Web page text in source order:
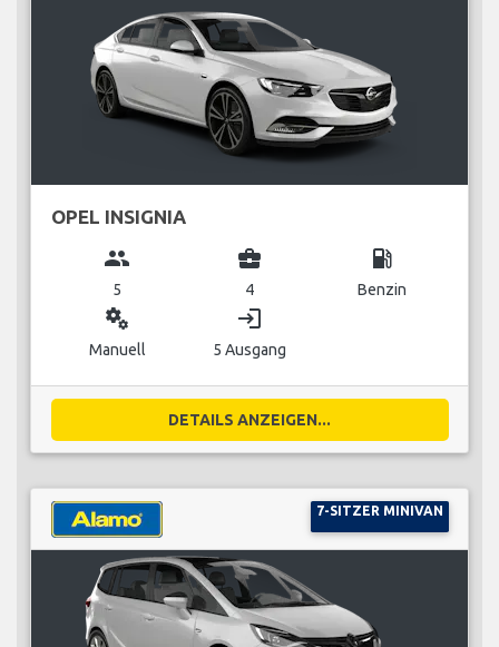
OPEL INSIGNIA
group
5
business_center
4
local_gas_station
Benzin
miscellaneous_services
Manuell
login
5 Ausgang
DETAILS ANZEIGEN...
7-SITZER MINIVAN